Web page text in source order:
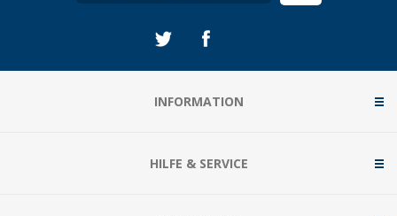
INFORMATION
HILFE & SERVICE